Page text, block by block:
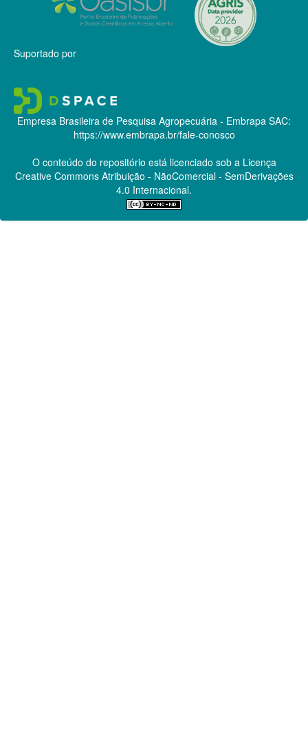
Suportado por
Empresa Brasileira de Pesquisa Agropecuária - Embrapa SAC:
https://www.embrapa.br/fale-conosco
O conteúdo do repositório está licenciado sob a Licença
Creative CommonsAtribuição - NãoComercial - SemDerivações
4.0 Internacional.